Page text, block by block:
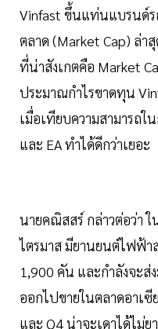
Vinfast ขึ้นแท่นแบรนด์ร
ตลาด (Market Cap) ล่
ที่น่าสังเกตคือ Market
ประมาณกำไรขาดทุน
เมื่อเทียบความสามารถใ
และ EA ทำได้ดีกว่าเยอะ
นายคณิสสร์ กล่าวต่อว่า
ไตรมาส มียานยนต์ไฟฟ้า
1,900 คัน และกำลังจะส่
ออกไปขายในตลาดอาเ
และ Q4 น่าจะเดาได้ไม่ย